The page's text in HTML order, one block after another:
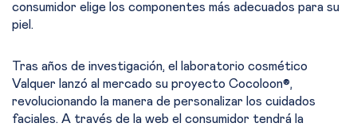
consumidor elige los componentes más adecuados para su
piel.
Tras años de investigación, el laboratorio cosmético
Valquer lanzó al mercado su proyecto Cocoloon®,
revolucionando la manera de personalizar los cuidados
faciales. A través de la web el consumidor tendrá la